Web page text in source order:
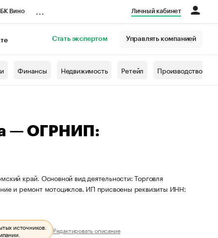
Вино Личный кабинет
Стать экспертом Управлять компанией
Финансы Недвижимость Ретейл Производство
— ОГРНИП:
край. Основной вид деятельности: Торговля
и ремонт мотоциклов. ИП присвоены реквизиты ИНН:
источников.
Редактировать описание